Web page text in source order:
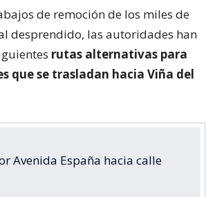
de remoción de los miles de
desprendido, las autoridades han
rutas alternativas para
que se trasladan hacia Viña del
Avenida España hacia calle